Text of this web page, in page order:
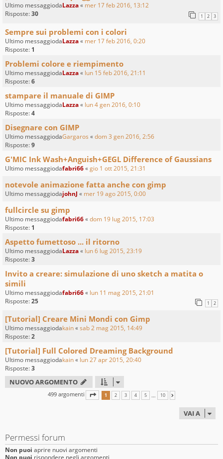
Ultimo messaggiodaLazza« mer 17 feb 2016, 13:12
Risposte:30 1 2 3
Sempre sui problemi con i colori
Ultimo messaggiodaLazza« mer 17 feb 2016, 0:20
Risposte: 1
Problemi colore e riempimento
Ultimo messaggiodaLazza« lun 15 feb 2016, 21:11
Risposte:6
stampare il manuale di GIMP
Ultimo messaggiodaLazza« lun 4 gen 2016, 0:10
Risposte:4
Disegnare con GIMP
Ultimo messaggiodaGargaros «dom 3 gen 2016, 2:56
Risposte:9
G'MIC Ink Wash+Anguish+GEGL Difference of Gaussians
Ultimo messaggiodafabri66«gio 1 ott 2015, 21:31
notevole animazione fatta anche con gimp
Ultimo messaggiodajohnJ « mer 19 ago 2015, 0:00
fullcircle su gimp
Ultimo messaggiodafabri66«dom 19 lug 2015, 17:03
Risposte: 1
Aspetto fumettoso ... il ritorno
Ultimo messaggiodaLazza« lun 6 lug 2015, 23:19
Risposte:3
Invito a creare: simulazione di uno sketch a matita o
simili
Ultimo messaggiodafabri66« lun 11 mag 2015, 21:01
Risposte:25 1 2
[Tutorial] Creare Mini Mondi con Gimp
Ultimo messaggiodakain«sab 2 mag 2015, 14:49
Risposte:2
[Tutorial] Full Colored Dreaming Background
Ultimo messaggiodakain« lun 27 apr 2015, 20:40
Risposte:3
NUOVO ARGOMENTO
499 argomenti PAGINA 1DI 10
1 2 3 4 5 … 10
VAI A
Permessi forum
Non puoi aprire nuovi argomenti